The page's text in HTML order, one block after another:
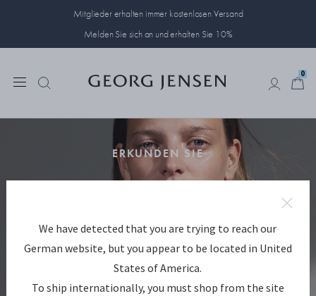
Mitglieder erhalten immer kostenlosen Versand
Melden Sie sich an und erhalten Sie 10%
0
ERKUNDEN SIE
Feiern Sie die Verbindung zwischen Mutter und Tochter mit
Offspring
JETZT KAUFEN
We have detected that you are trying to reach our
German website, but you appear to be located in United
States of America.
To ship internationally, you must shop from the site